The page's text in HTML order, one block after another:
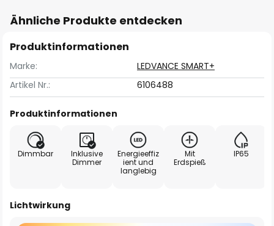
Ähnliche Produkte entdecken
Produktinformationen
Marke:
LEDVANCE SMART+
Artikel Nr.:
6106488
Produktinformationen
Dimmbar
Inklusive
Dimmer
Energieeffiz
ient und
langlebig
Mit
Erdspieß
IP65
Lichtwirkung